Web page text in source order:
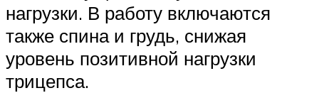
нагрузки. В работу включаются
также спина и грудь, снижая
уровень позитивной нагрузки
трицепса.